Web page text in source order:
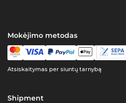
Mokėjimo metodas
Atsiskaitymas per siuntų tarnybą
Shipment